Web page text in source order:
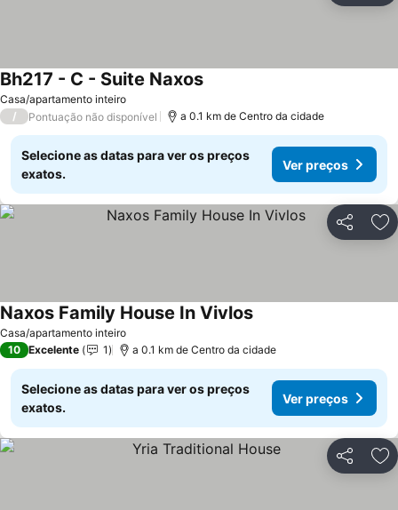
Casa/apartamento inteiro
Bh217 - C - Suite Naxos
/ Pontuação não disponível a 0.1 km de Centro da cidade
Selecione as datas para ver os preços
exatos.
Ver preços
Partilhar
Casa/apartamento inteiro
Naxos Family House In Vivlos
10 Excelente 1 a 0.1 km de Centro da cidade
Selecione as datas para ver os preços
exatos.
Ver preços
Partilhar